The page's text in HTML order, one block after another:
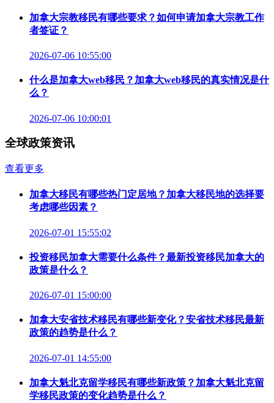
加拿大宗教移民有哪些要求？如何申请加拿大宗教工作
者签证？
2026-07-06 10:55:00
什么是加拿大web移民？加拿大web移民的真实情况是什
么？
2026-07-06 10:00:01
全球政策资讯
查看更多
加拿大移民有哪些热门定居地？加拿大移民地的选择要
考虑哪些因素？
2026-07-01 15:55:02
投资移民加拿大需要什么条件？最新投资移民加拿大的
政策是什么？
2026-07-01 15:00:00
加拿大安省技术移民有哪些新变化？安省技术移民最新
政策的趋势是什么？
2026-07-01 14:55:00
加拿大魁北克留学移民有哪些新政策？加拿大魁北克留
学移民政策的变化趋势是什么？